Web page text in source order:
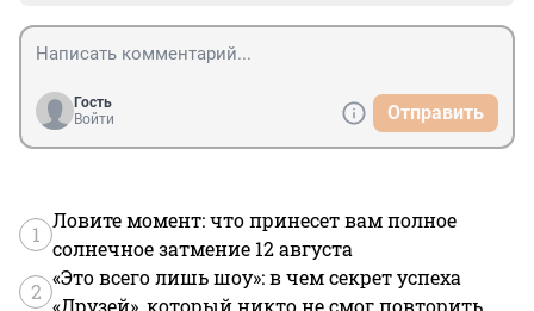
Гость
Войти
Отправить
1
Ловите момент: что принесет вам полное
солнечное затмение 12 августа
2
«Это всего лишь шоу»: в чем секрет успеха
«Друзей», который никто не смог повторить